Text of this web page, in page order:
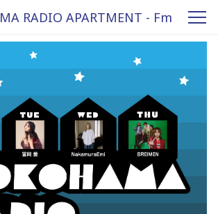
RADIO APARTMENT - Fm
84.7